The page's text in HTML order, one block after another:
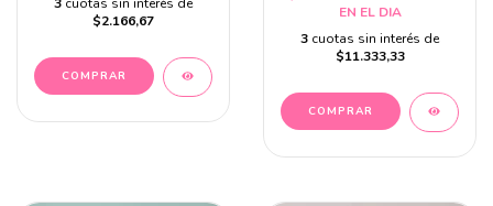
$2.166,67
EN EL DIA
3 cuotas sin interés de
$11.333,33